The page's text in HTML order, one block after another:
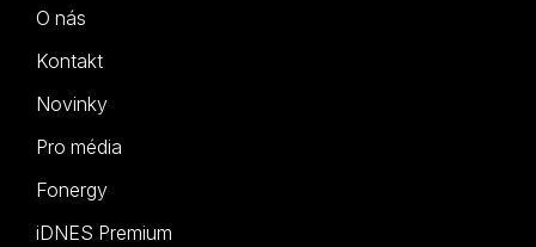
O nás
Kontakt
Novinky
Pro média
Fonergy
iDNES Premium